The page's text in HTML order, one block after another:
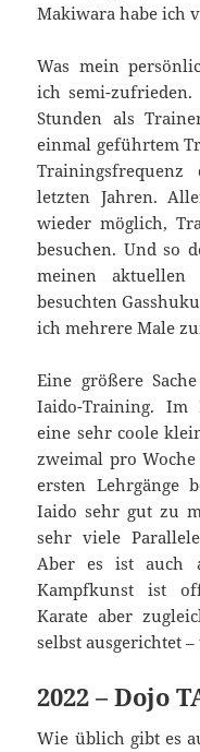
Makiwara habe ich
Was mein
ich semi-
Stunden als
einmal geführtem
letzten Jahren.
wieder möglich,
besuchen. Und so
meinen
besuchten
ich mehrere Male
Eine größere
Iaido-Training. Im
eine sehr coole
zweimal pro
ersten Lehrgänge
Iaido sehr gut zu
sehr viele
Aber es ist auch
Kampfkunst ist
Karate aber
selbst ausgerichtet
2022 – Dojo
Wie üblich gibt es